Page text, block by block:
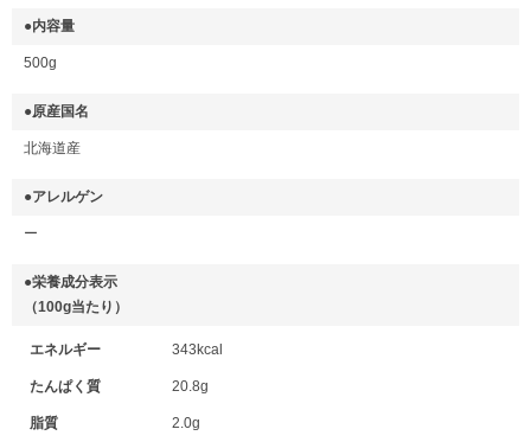
●内容量
500g
●原産国名
北海道産
●アレルゲン
ー
●栄養成分表示
（100g当たり）
エネルギー 343kcal
たんぱく質 20.8g
脂質 2.0g